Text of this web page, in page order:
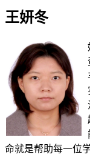
王妍冬
命就是帮助每一位